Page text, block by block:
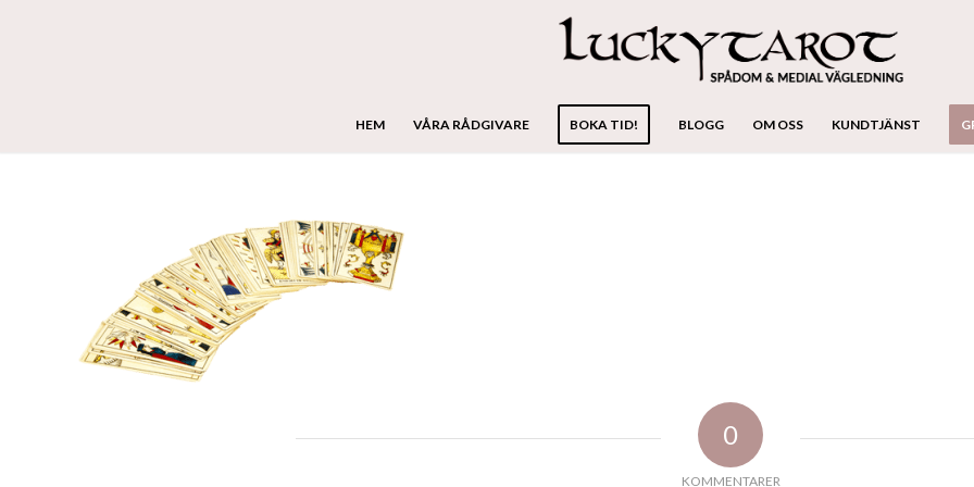
HEM VÅRA RÅDGIVARE BOKA TID! BLOGG OM OSS KUNDTJÄNST
0
KOMMENTARER